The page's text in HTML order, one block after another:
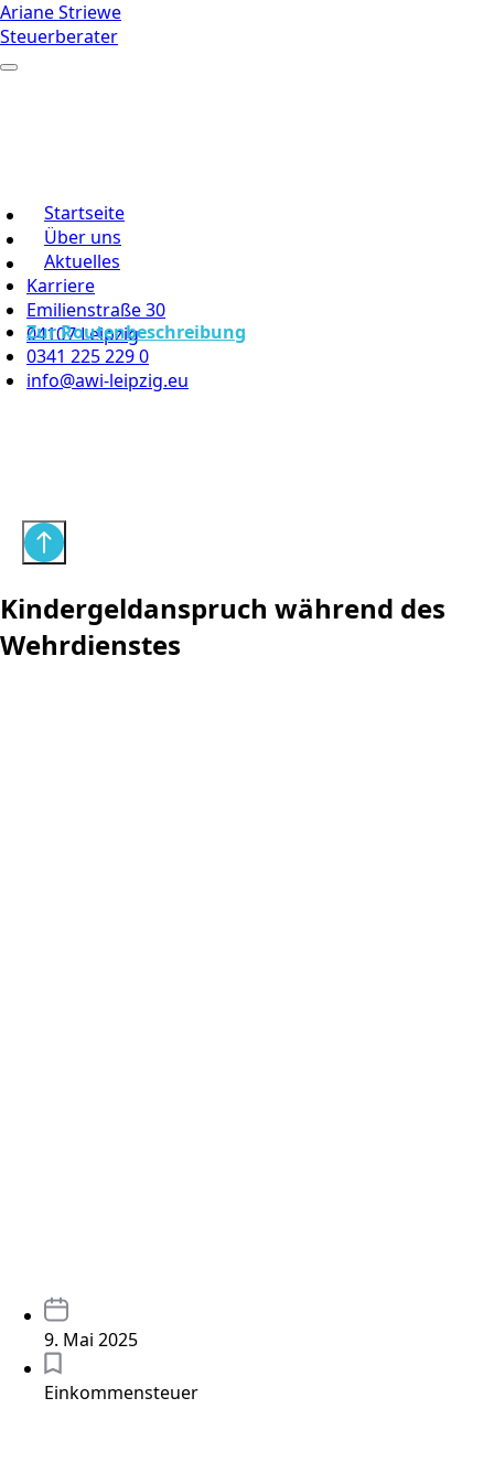
Ariane Striewe
Steuerberater
Startseite
Über uns
Aktuelles
Karriere
Emilienstraße 30
04107 Leipzig
Zur Routenbeschreibung
0341 225 229 0
info@awi-leipzig.eu
Kindergeldanspruch während des
Wehrdienstes
9. Mai 2025
Einkommensteuer